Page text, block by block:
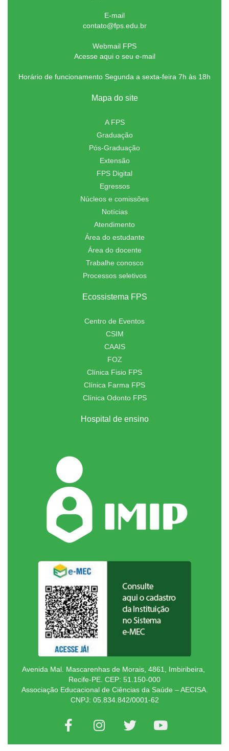
E-mail
contato@fps.edu.br
Webmail FPS
Acesse aqui o seu e-mail
Horário de funcionamento Segunda a sexta-feira 7h às 18h
Mapa do site
A FPS
Graduação
Pós-Graduação
Extensão
FPS Digital
Egressos
Núcleos e comissões
Notícias
Atendimento
Área do estudante
Área do docente
Trabalhe conosco
Processos seletivos
Ecossistema FPS
Centro de Eventos
CSIM
CAAIS
FOZ
Clínica Fisio FPS
Clínica Farma FPS
Clínica Odonto FPS
Hospital de ensino
Avenida Mal. Mascarenhas de Morais, 4861, Imbiribeira,
Recife-PE. CEP: 51.150-000
Associação Educacional de Ciências da Saúde – AECISA.
CNPJ: 05.834.842/0001-62